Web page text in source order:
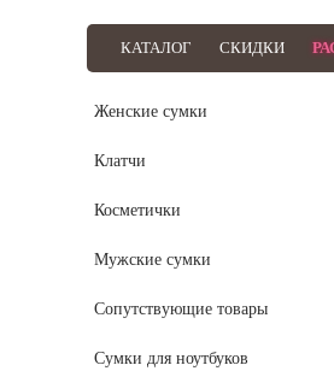
КАТАЛОГ СКИДКИ
Женские сумки
Клатчи
Косметички
Мужские сумки
Сопутствующие товары
Сумки для ноутбуков